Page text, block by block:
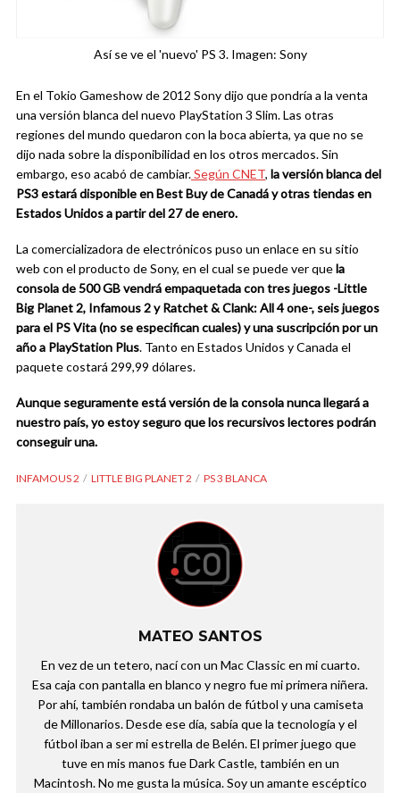
Así se ve el 'nuevo' PS 3. Imagen: Sony
En el Tokio Gameshow de 2012 Sony dijo que pondría a la venta
una versión blanca del nuevo PlayStation 3 Slim. Las otras
regiones del mundo quedaron con la boca abierta, ya que no se
dijo nada sobre la disponibilidad en los otros mercados. Sin
embargo, eso acabó de cambiar.Según CNET, la versión blanca del
PS3 estará disponible en Best Buy de Canadá y otras tiendas en
Estados Unidos a partir del 27 de enero.
La comercializadora de electrónicos puso un enlace en su sitio
web con el producto de Sony, en el cual se puede ver quela
consola de 500 GB vendrá empaquetada con tres juegos -Little
Big Planet 2, Infamous 2 y Ratchet & Clank: All 4 one-, seis juegos
para el PS Vita (no se especifican cuales) y una suscripción por un
año a PlayStation Plus. Tanto en Estados Unidos y Canada el
paquete costará 299,99 dólares.
Aunque seguramente está versión de la consola nunca llegará a
nuestro país, yo estoy seguro que los recursivos lectores podrán
conseguir una.
INFAMOUS 2 LITTLE BIG PLANET 2 PS 3 BLANCA
MATEO SANTOS
En vez de un tetero, nací con un Mac Classic en mi cuarto.
Esa caja con pantalla en blanco y negro fue mi primera niñera.
Por ahí, también rondaba un balón de fútbol y una camiseta
de Millonarios. Desde ese día, sabía que la tecnología y el
fútbol iban a ser mi estrella de Belén. El primer juego que
tuve en mis manos fue Dark Castle, también en un
Macintosh. No me gusta la música. Soy un amante escéptico